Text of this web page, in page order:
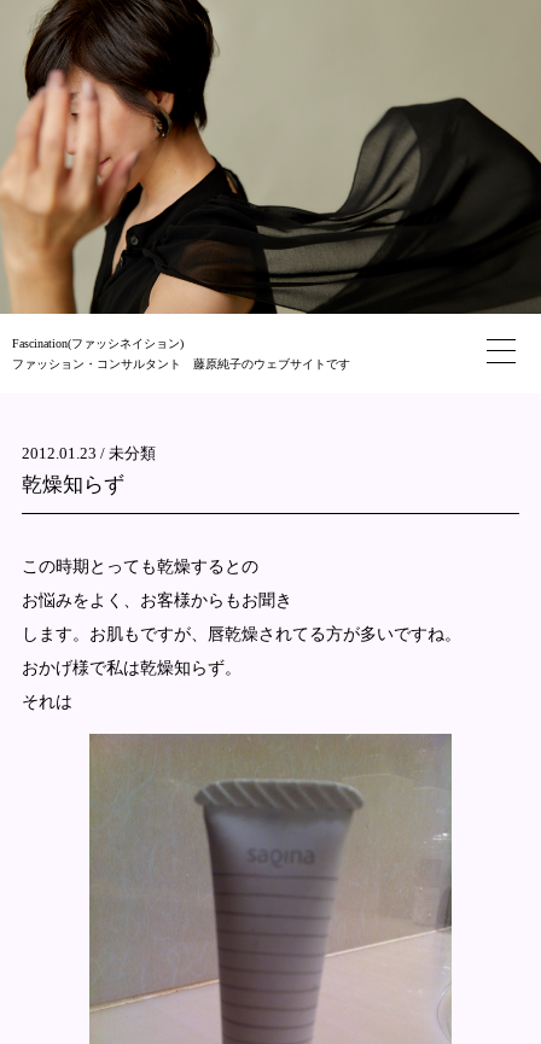
Fascination(ファッシネイション)
ファッション・コンサルタント 藤原純子のウェブサイトです
2012.01.23 / 未分類
乾燥知らず
この時期とっても乾燥するとの
お悩みをよく、お客様からもお聞き
します。お肌もですが、唇乾燥されてる方が多いですね。
おかげ様で私は乾燥知らず。
それは